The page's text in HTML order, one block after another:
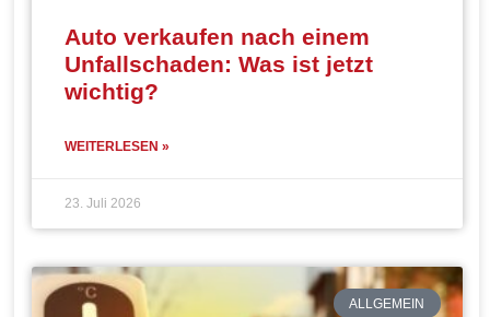
Auto verkaufen nach einem
Unfallschaden: Was ist jetzt
wichtig?
WEITERLESEN »
23. Juli 2026
ALLGEMEIN